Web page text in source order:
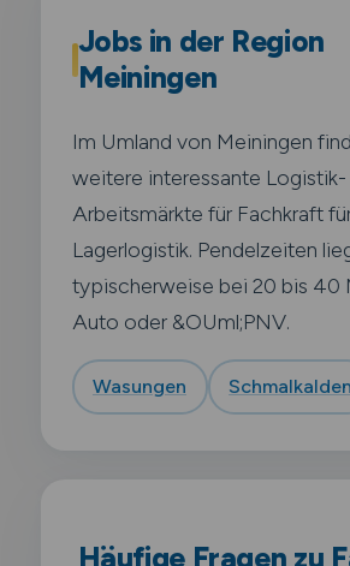
Jobs in der Region
Meiningen
Im Umland von Meiningen
weitere interessante Logistik-
Arbeitsmärkte für Fachkraft
Lagerlogistik. Pendelzeiten
typischerweise bei 20 bis 40
Auto oder &OUml;PNV.
Wasungen Schmalkalden
Häufige Fragen zu